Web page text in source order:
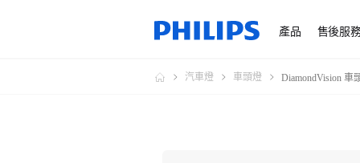
產品 售後服
汽車燈 車頭燈 DiamondVision 車